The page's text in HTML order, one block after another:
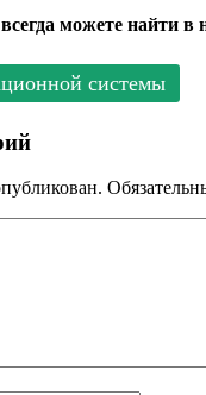
можете найти в
системы